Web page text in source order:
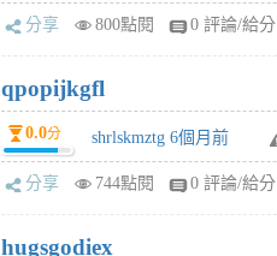
分享 800點閱 0 評論/給分
qpopijkgfl
0.0分 shrlskmztg 6個月前
分享 744點閱 0 評論/給分
hugsgodiex